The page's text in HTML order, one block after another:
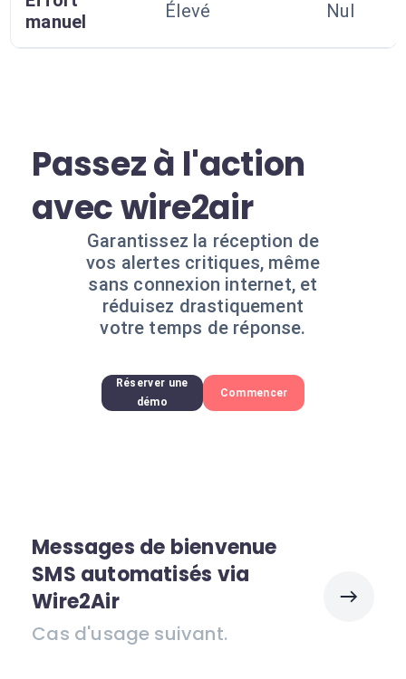
manuel
Élevé Nul
Passez à l'action
avec wire2air
Garantissez la réception de
vos alertes critiques, même
sans connexion internet, et
réduisez drastiquement
votre temps de réponse.
Réserver une
démo
Commencer
Messages de bienvenue
SMS automatisés via
Wire2Air
Cas d'usage suivant.